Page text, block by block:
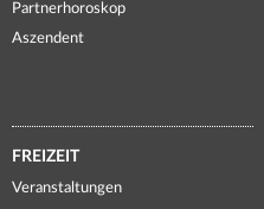
Partnerhoroskop
Aszendent
FREIZEIT
Veranstaltungen